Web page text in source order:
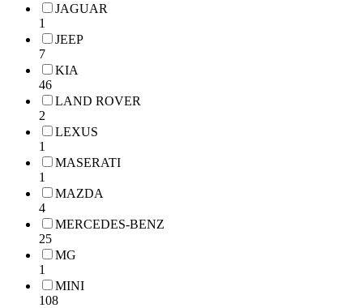
JAGUAR
1
JEEP
7
KIA
46
LAND ROVER
2
LEXUS
1
MASERATI
1
MAZDA
4
MERCEDES-BENZ
25
MG
1
MINI
108